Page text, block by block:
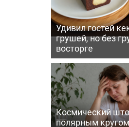
Удивил гостей
грушей, но без
восторге
Космический
полярным